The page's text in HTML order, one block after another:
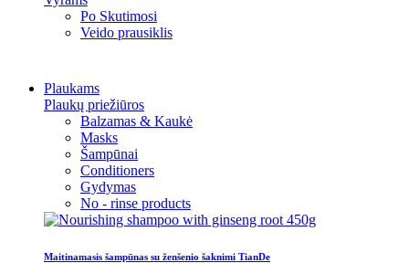
Po Skutimosi
Veido prausiklis
Plaukams
Plaukų priežiūros
Balzamas & Kaukė
Masks
Šampūnai
Conditioners
Gydymas
No - rinse products
Maitinamasis šampūnas su ženšenio šaknimi TianDe